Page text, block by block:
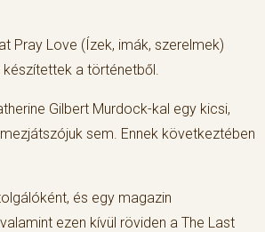
Pray Love (Ízek, imák, szerelmek)
készítettek a történetből.
Gilbert Murdock-kal egy kicsi,
sem. Ennek következtében
és egy magazin
ezen kívül röviden a The Last